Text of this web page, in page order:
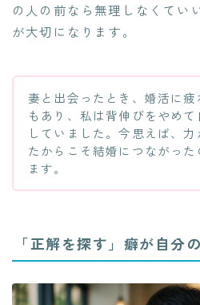
の人の前なら無理しなくてい
が大切になります。
妻と出会ったとき、婚活に疲
もあり、私は背伸びをやめて
していました。今思えば、力
たからこそ結婚につながった
ます。
「正解を探す」癖が自分